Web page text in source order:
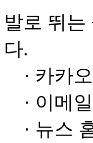
발로 뛰
다.
· 카카
· 이메
· 뉴스